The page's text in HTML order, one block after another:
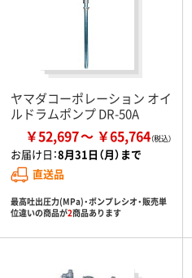
ヤマダコーポレーション オイ
ルドラムポンプ DR-50A
￥52,697 ￥65,764
お届け日：8月31日（月）まで
直送品
最高吐出圧力(MPa)・ポンプレシオ・販売単
位違いの商品が2商品あります